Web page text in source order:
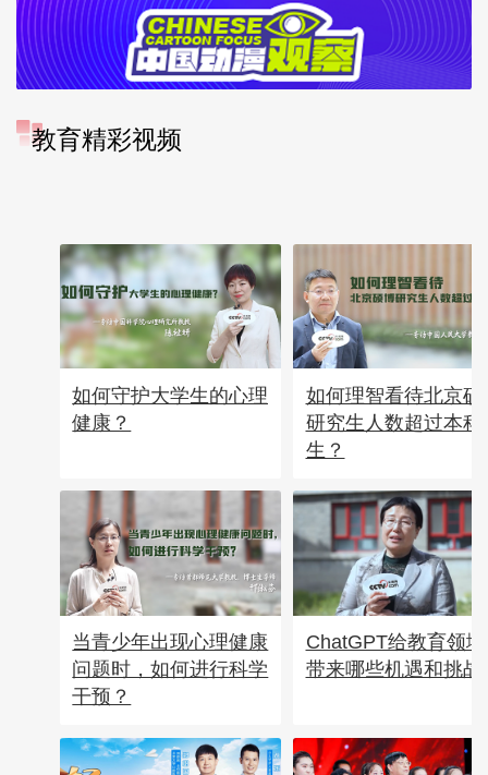
教育精彩视频
如何守护大学生的心理
健康？
如何理智看待北京硕
研究生人数超过本科
生？
当青少年出现心理健康
问题时，如何进行科学
干预？
ChatGPT给教育领域
带来哪些机遇和挑战